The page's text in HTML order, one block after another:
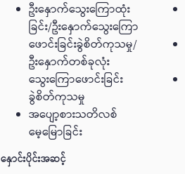
ဦးနှောက်သွေးကြောထုံး
ခြင်း/ဦးနှောက်သွေးကြော
ဖောင်းခြင်းခွဲစိတ်ကုသမှု/
ဦးနှောက်တစ်ခုလုံး
သွေးကြောဖောင်းခြင်း
ခွဲစိတ်ကုသမှု
အပျော့စားသတိလစ်
မေ့‌မြောခြင်း
နှောင်းပိုင်းအဆင့်